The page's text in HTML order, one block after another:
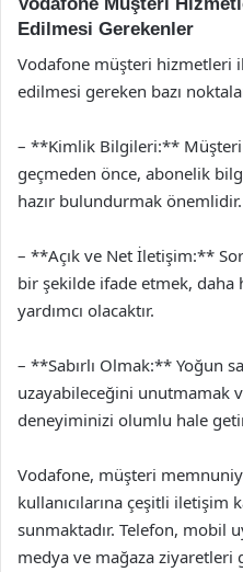
Edilmesi Gerekenler
Vodafone müşteri hizmetleri
edilmesi gereken bazı
– **Kimlik Bilgileri:**
geçmeden önce, abonelik
hazır bulundurmak önemlidir.
– **Açık ve Net İletişim:**
bir şekilde ifade etmek, daha
yardımcı olacaktır.
– **Sabırlı Olmak:** Yoğun
uzayabileceğini unutmamak
deneyiminizi olumlu hale
Vodafone, müşteri
kullanıcılarına çeşitli iletişim
sunmaktadır. Telefon, mobil
medya ve mağaza ziyaretleri